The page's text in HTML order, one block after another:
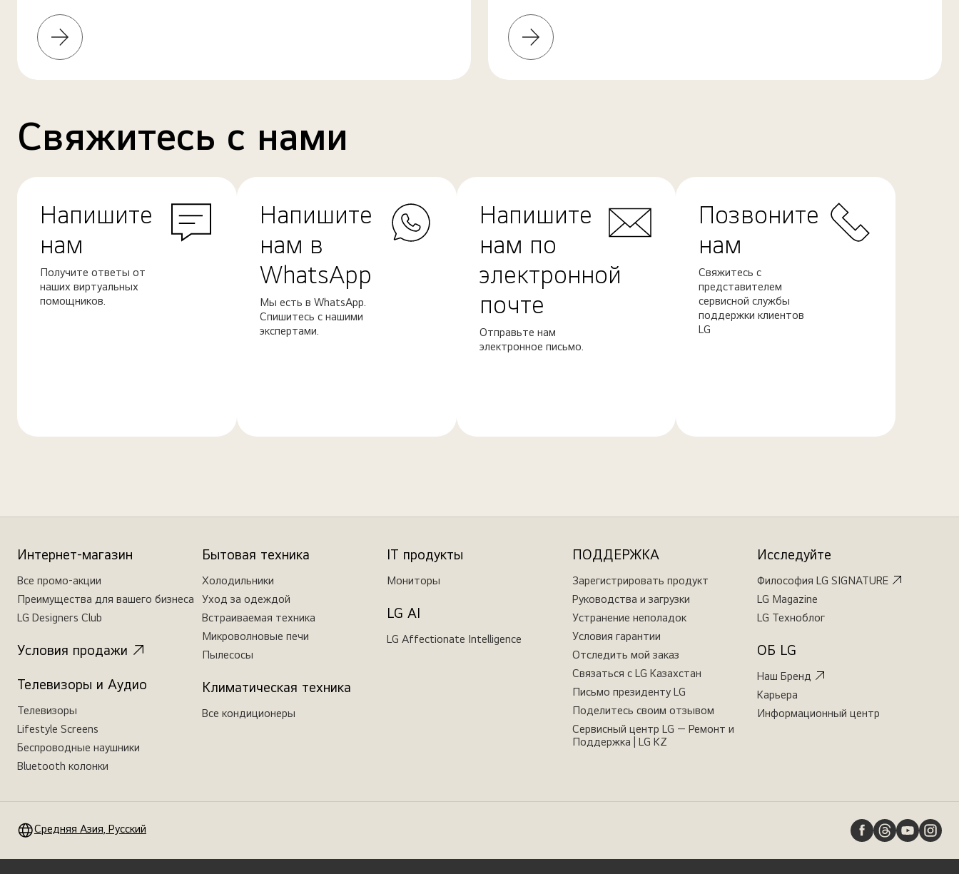
Узнать
больше
Узнать
больше
Свяжитесь с нами
Напишите
нам
Получите ответы от
наших виртуальных
помощников.
Напишите
нам в
WhatsApp
Мы есть в WhatsApp.
Спишитесь с нашими
экспертами.
Напишите
нам по
электронной
почте
Отправьте нам
электронное письмо.
Позвоните
нам
Свяжитесь с
представителем
сервисной службы
поддержки клиентов
LG
Интернет-магазин
Все промо-акции
Преимущества для вашего бизнеса
LG Designers Club
Условия продажи
Телевизоры и Аудио
Телевизоры
Lifestyle Screens
Беспроводные наушники
Bluetooth колонки
Бытовая техника
Холодильники
Уход за одеждой
Встраиваемая техника
Микроволновые печи
Пылесосы
Климатическая техника
Все кондиционеры
IT продукты
Мониторы
LG AI
LG Affectionate Intelligence
ПОДДЕРЖКА
Зарегистрировать продукт
Руководства и загрузки
Устранение неполадок
Условия гарантии
Отследить мой заказ
Связаться с LG Казахстан
Письмо президенту LG
Поделитесь своим отзывом
Сервисный центр LG — Ремонт и
Поддержка | LG KZ
Исследуйте
Философия LG SIGNATURE
LG Magazine
LG Техноблог
ОБ LG
Наш Бренд
Карьера
Информационный центр
Средняя Азия, Русский